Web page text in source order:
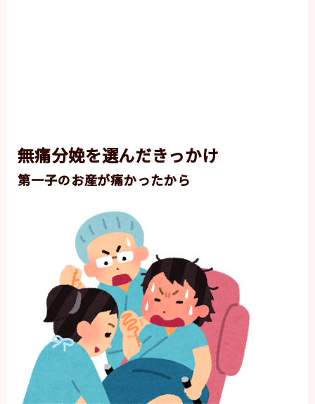
無痛分娩を選んだきっかけ
第一子のお産が痛かったから